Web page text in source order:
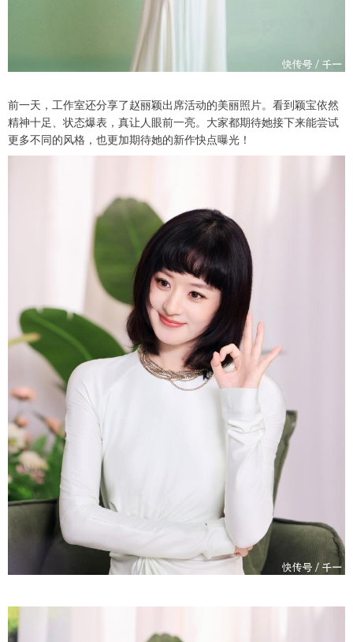
前一天，工作室还分享了赵丽颖出席活动的美丽照片。看到颖宝依然
精神十足、状态爆表，真让人眼前一亮。大家都期待她接下来能尝试
更多不同的风格，也更加期待她的新作快点曝光！